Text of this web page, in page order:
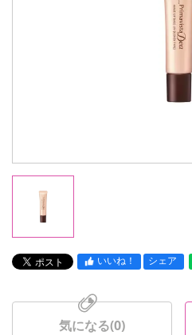
いいね！ シェア
気になる(0)